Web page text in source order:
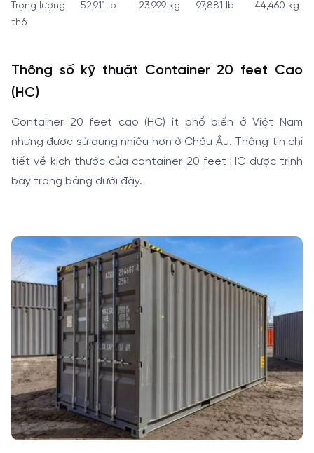
Trọng lượng
thô
52,911 lb 23,999 kg 97,881 lb 44,460 kg
Thông số kỹ thuật Container 20 feet Cao
(HC)
Container 20 feet cao (HC) ít phổ biến ở Việt Nam
nhưng được sử dụng nhiều hơn ở Châu Âu. Thông tin chi
tiết về kích thước của container 20 feet HC được trình
bày trong bảng dưới đây.